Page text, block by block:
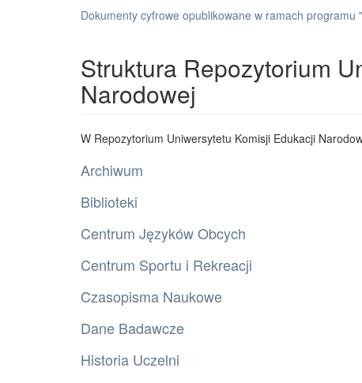
Dokumenty cyfrowe opublikowane w ramach
Struktura Repozytorium
Narodowej
W Repozytorium Uniwersytetu Komisji Edukacji
Archiwum
Biblioteki
Centrum Języków Obcych
Centrum Sportu i Rekreacji
Czasopisma Naukowe
Dane Badawcze
Historia Uczelni